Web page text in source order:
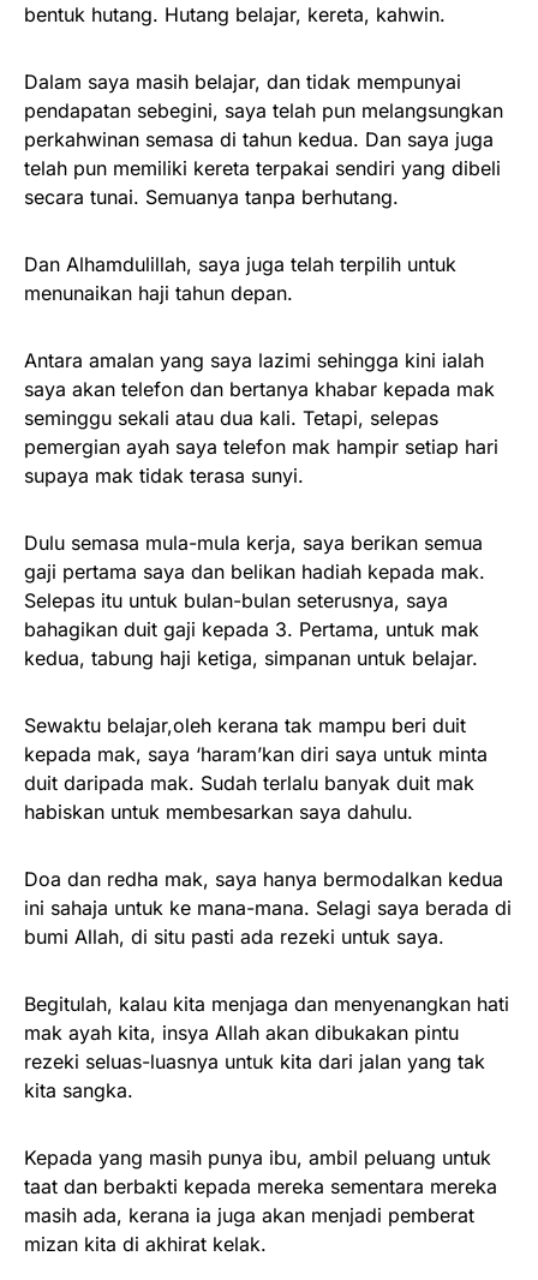
bentuk hutang. Hutang belajar, kereta, kahwin.
Dalam saya masih belajar, dan tidak mempunyai
pendapatan sebegini, saya telah pun melangsungkan
perkahwinan semasa di tahun kedua. Dan saya juga
telah pun memiliki kereta terpakai sendiri yang dibeli
secara tunai. Semuanya tanpa berhutang.
Dan Alhamdulillah, saya juga telah terpilih untuk
menunaikan haji tahun depan.
Antara amalan yang saya lazimi sehingga kini ialah
saya akan telefon dan bertanya khabar kepada mak
seminggu sekali atau dua kali. Tetapi, selepas
pemergian ayah saya telefon mak hampir setiap hari
supaya mak tidak terasa sunyi.
Dulu semasa mula-mula kerja, saya berikan semua
gaji pertama saya dan belikan hadiah kepada mak.
Selepas itu untuk bulan-bulan seterusnya, saya
bahagikan duit gaji kepada 3. Pertama, untuk mak
kedua, tabung haji ketiga, simpanan untuk belajar.
Sewaktu belajar,oleh kerana tak mampu beri duit
kepada mak, saya ‘haram’kan diri saya untuk minta
duit daripada mak. Sudah terlalu banyak duit mak
habiskan untuk membesarkan saya dahulu.
Doa dan redha mak, saya hanya bermodalkan kedua
ini sahaja untuk ke mana-mana. Selagi saya berada di
bumi Allah, di situ pasti ada rezeki untuk saya.
Begitulah, kalau kita menjaga dan menyenangkan hati
mak ayah kita, insya Allah akan dibukakan pintu
rezeki seluas-luasnya untuk kita dari jalan yang tak
kita sangka.
Kepada yang masih punya ibu, ambil peluang untuk
taat dan berbakti kepada mereka sementara mereka
masih ada, kerana ia juga akan menjadi pemberat
mizan kita di akhirat kelak.